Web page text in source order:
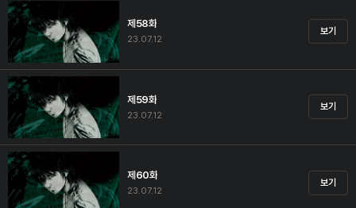
제58화
23.07.12
보기
제59화
23.07.12
보기
제60화
23.07.12
보기